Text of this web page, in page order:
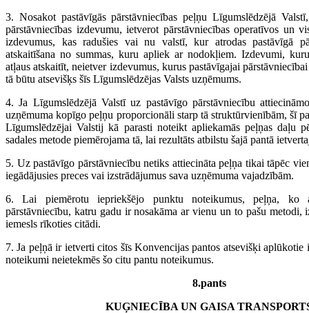
3. Nosakot pastāvīgās pārstāvniecības peļņu Līgumslēdzējā
pārstāvniecības izdevumu, ietverot pārstāvniecības operatīvos un
izdevumus, kas radušies vai nu valstī, kur atrodas pastāvīgā
atskaitīšana no summas, kuru apliek ar nodokļiem. Izdevumi,
atļaus atskaitīt, neietver izdevumus, kurus pastāvīgajai
tā būtu atsevišķs šīs Līgumslēdzējas Valsts uzņēmums.
4. Ja Līgumslēdzējā Valstī uz pastāvīgo pārstāvniecību
uzņēmuma kopīgo peļņu proporcionāli starp tā struktūrvienībām, šī
Līgumslēdzējai Valstij kā parasti noteikt apliekamās peļņas daļu
sadales metode piemērojama tā, lai rezultāts atbilstu šajā pantā
5. Uz pastāvīgo pārstāvniecību netiks attiecināta peļņa tikai tāpēc
iegādājusies preces vai izstrādājumus sava uzņēmuma vajadzībām.
6. Lai piemērotu iepriekšējo punktu noteikumus, peļņa, ko
pārstāvniecību, katru gadu ir nosakāma ar vienu un to pašu metodi,
iemesls rīkoties citādi.
7. Ja peļņā ir ietverti citos šīs Konvencijas pantos atsevišķi aplūkotie
noteikumi neietekmēs šo citu pantu noteikumus.
8.pants
KUĢNIECĪBA UN GAISA